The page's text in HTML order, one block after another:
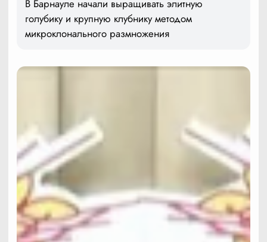
В Барнауле начали выращивать элитную
голубику и крупную клубнику методом
микроклонального размножения